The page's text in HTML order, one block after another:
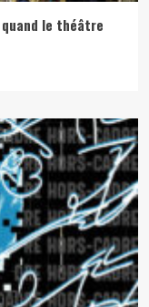
quand le théâtre